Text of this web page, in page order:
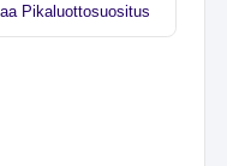
Pikaluottosuositus